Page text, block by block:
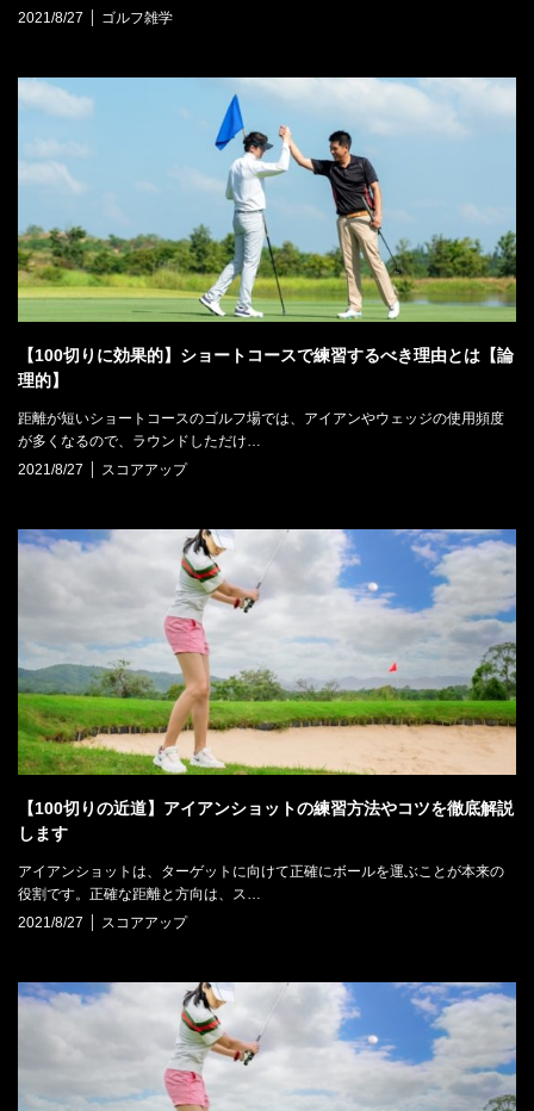
2021/8/27
ゴルフ雑学
【100切りに効果的】ショートコースで練習するべき理由とは【論
理的】
距離が短いショートコースのゴルフ場では、アイアンやウェッジの使用頻度
が多くなるので、ラウンドしただけ…
2021/8/27
スコアアップ
【100切りの近道】アイアンショットの練習方法やコツを徹底解説
します
アイアンショットは、ターゲットに向けて正確にボールを運ぶことが本来の
役割です。正確な距離と方向は、ス…
2021/8/27
スコアアップ